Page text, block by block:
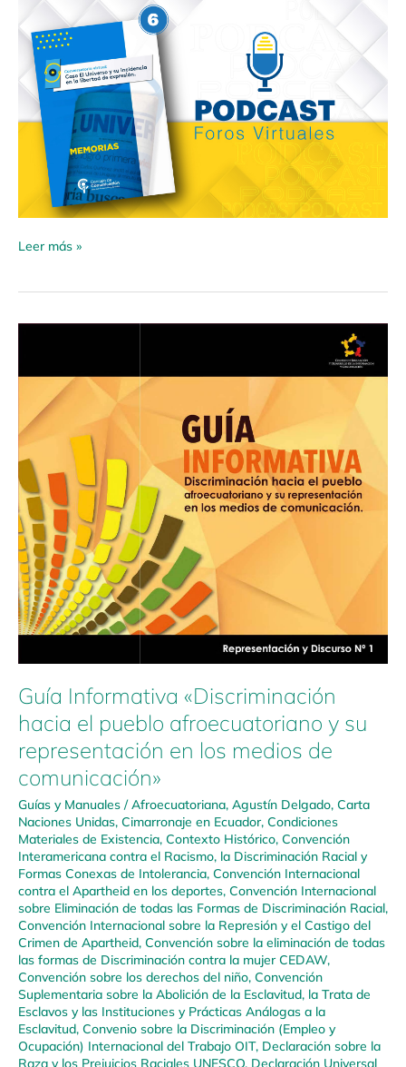
Leer más »
Guía Informativa «Discriminación
hacia el pueblo afroecuatoriano y su
representación en los medios de
comunicación»
Guías y Manuales /Afroecuatoriana, Agustín Delgado, Carta
Naciones Unidas, Cimarronaje en Ecuador, Condiciones
Materiales de Existencia, Contexto Histórico, Convención
Interamericana contra el Racismo, la Discriminación Racial y
Formas Conexas de Intolerancia, Convención Internacional
contra el Apartheid en los deportes, Convención Internacional
sobre Eliminación de todas las Formas de Discriminación Racial,
Convención Internacional sobre la Represión y el Castigo del
Crimen de Apartheid, Convención sobre la eliminación de todas
las formas de Discriminación contra la mujer CEDAW,
Convención sobre los derechos del niño, Convención
Suplementaria sobre la Abolición de la Esclavitud, la Trata de
Esclavos y las Instituciones y Prácticas Análogas a la
Esclavitud, Convenio sobre la Discriminación (Empleo y
Ocupación) Internacional del Trabajo OIT, Declaración sobre la
Raza y los Prejuicios Raciales UNESCO, Declaración Universal
pueblo
afroecuatoriano
su
representación
en
los
medios
de
comunicación»